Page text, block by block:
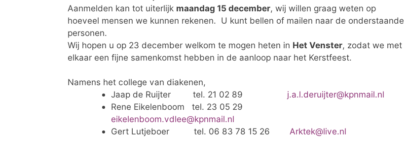
Aanmelden kan tot uiterlijk maandag 15 december, wij willen graag weten op
hoeveel mensen we kunnen rekenen. U kunt bellen of mailen naar de onderstaande
personen.
Wij hopen u op 23 december welkom te mogen heten in Het Venster, zodat we met
elkaar een fijne samenkomst hebben in de aanloop naar het Kerstfeest.
Namens het college van diakenen,
Jaap de Ruijter tel. 21 02 89 j.a.l.deruijter@kpnmail.nl
Rene Eikelenboom tel. 23 05 29
eikelenboom.vdlee@kpnmail.nl
Gert Lutjeboer tel. 06 83 78 15 26 Arktek@live.nl